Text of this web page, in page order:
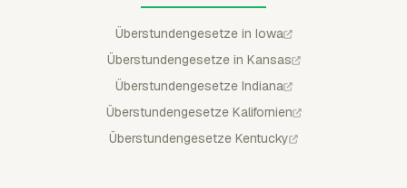
Überstundengesetze in Iowa
Überstundengesetze in Kansas
Überstundengesetze Indiana
Überstundengesetze Kalifornien
Überstundengesetze Kentucky